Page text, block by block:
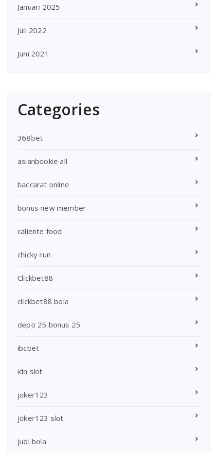
Januari 2025
Juli 2022
Juni 2021
Categories
368bet
asianbookie all
baccarat online
bonus new member
caliente food
chicky run
Clickbet88
clickbet88 bola
depo 25 bonus 25
ibcbet
idn slot
joker123
joker123 slot
judi bola